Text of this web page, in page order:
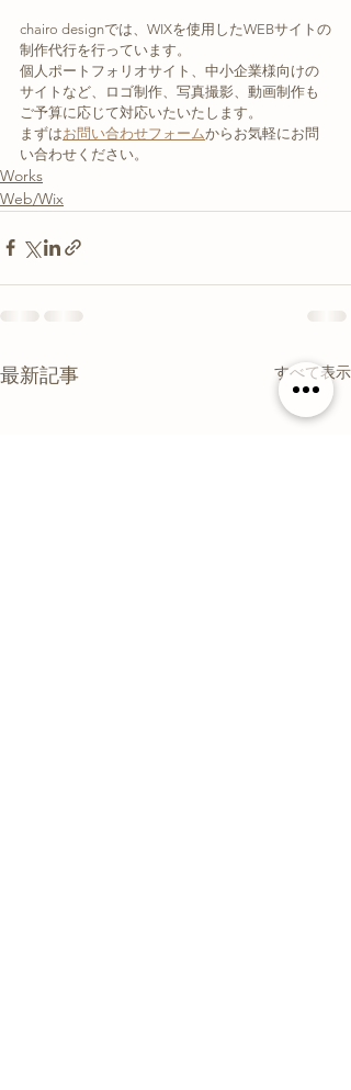
chairo designでは、WIXを使用したWEBサイトの
制作代行を行っています。
個人ポートフォリオサイト、中小企業様向けの
サイトなど、ロゴ制作、写真撮影、動画制作も
ご予算に応じて対応いたいたします。
まずはお問い合わせフォームからお気軽にお問
い合わせください。
Works
Web/Wix
最新記事 すべて表示